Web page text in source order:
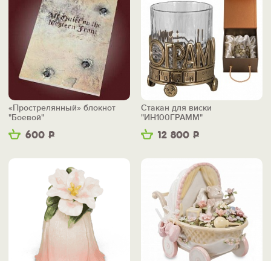
600 Р
«Прострелянный» блокнот
"Боевой"
12 800 Р
Стакан для виски
"ИН100ГРАММ"